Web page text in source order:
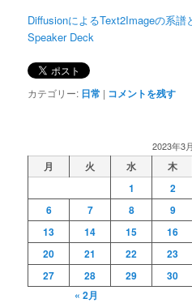
DiffusionによるText2Imageの系
Speaker Deck
カテゴリー: 日常 | コメントを残す
2023年3月
月 火 水 木
1
2
6
7 8 9
13
14 15 16
20
21 22 23
27
28 29 30
« 2月